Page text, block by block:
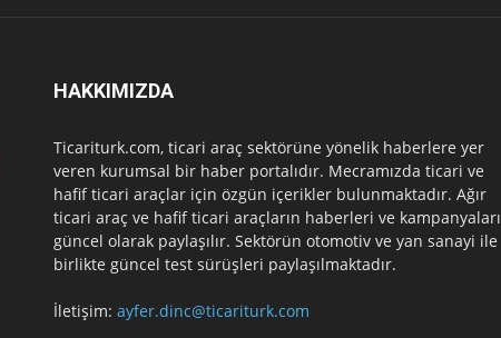
HAKKIMIZDA
Ticariturk.com, ticari araç sektörüne yönelik haberlere yer
veren kurumsal bir haber portalıdır. Mecramızda ticari ve
hafif ticari araçlar için özgün içerikler bulunmaktadır. Ağır
ticari araç ve hafif ticari araçların haberleri ve kampanyaları
güncel olarak paylaşılır. Sektörün otomotiv ve yan sanayi ile
birlikte güncel test sürüşleri paylaşılmaktadır.
İletişim: ayfer.dinc@ticariturk.com